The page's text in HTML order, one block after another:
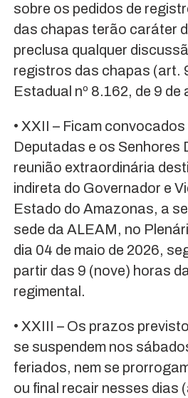
sobre os pedidos de
das chapas terão caráter
preclusa qualquer
registros das chapas (art.
Estadual nº 8.162, de 9 de
• XXII – Ficam
Deputadas e os Senhores
reunião extraordinária
indireta do Governador e
Estado do Amazonas, a
sede da ALEAM, no
dia 04 de maio de 2026,
partir das 9 (nove) horas
regimental.
• XXIII – Os prazos
se suspendem nos
feriados, nem se
ou final recair nesses dias